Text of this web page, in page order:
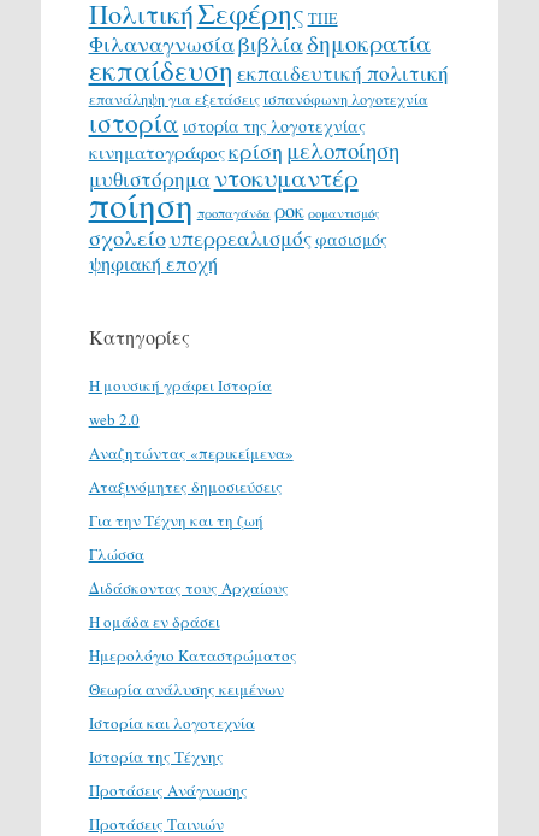
ΠολιτικήΣεφέρης ΤΠΕ
Φιλαναγνωσίαβιβλίαδημοκρατία
εκπαίδευση εκπαιδευτική πολιτική
επανάληψη για εξετάσεις ισπανόφωνη λογοτεχνία
ιστορία ιστορία της λογοτεχνίας
κινηματογράφοςκρίση μελοποίηση
μυθιστόρημα ντοκυμαντέρ
ποίηση προπαγάνδα ροκ ρομαντισμός
σχολείουπερρεαλισμόςφασισμός
ψηφιακή εποχή
Κατηγορίες
H μουσική γράφει Ιστορία
web 2.0
Αναζητώντας «περικείμενα»
Αταξινόμητες δημοσιεύσεις
Για την Τέχνη και τη ζωή
Γλώσσα
Διδάσκοντας τους Αρχαίους
Η ομάδα εν δράσει
Ημερολόγιο Καταστρώματος
Θεωρία ανάλυσης κειμένων
Ιστορία και λογοτεχνία
Ιστορία της Τέχνης
Προτάσεις Ανάγνωσης
Προτάσεις Ταινιών